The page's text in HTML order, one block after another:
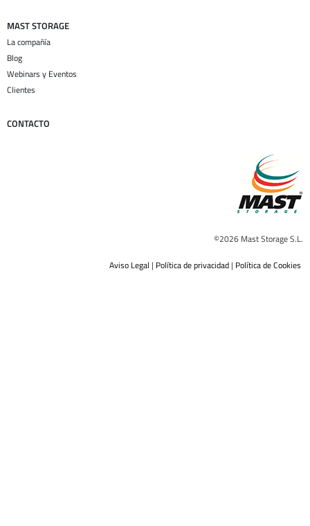
MAST STORAGE
La compañía
Blog
Webinars y Eventos
Clientes
CONTACTO
©2026 Mast Storage S.L.
Aviso Legal | Política de privacidad | Política de Cookies